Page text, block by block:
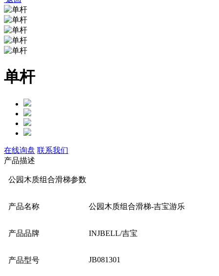
单杆
在线询盘 联系我们
产品描述
公园木质组合滑梯参数
产品名称 公园木质组合滑梯-吉宝游乐
产品品牌 INJBELL/吉宝
产品型号 JB081301